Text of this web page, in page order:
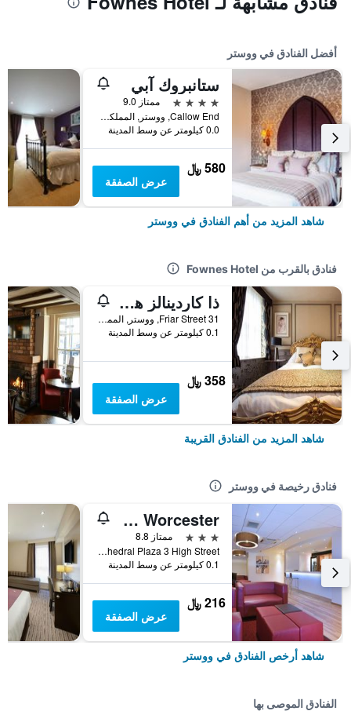
أفضل الفنادق في ووستر
ستانبروك آبي
4 نجوم
ممتاز 9.0
Callow End, ووستر, المملكة المتحدة
0.0 كيلومتر عن وسط المدينة
580 ﷼
عرض الصفقة
شاهد المزيد من أهم الفنادق في ووستر
فنادق بالقرب من Fownes Hotel
ذا كاردينالز هات
31 Friar Street, ووستر, المملكة المتحدة
0.1 كيلومتر عن وسط المدينة
358 ﷼
عرض الصفقة
شاهد المزيد من الفنادق القريبة
فنادق رخيصة في ووستر
Travelodge Worcester
3 نجوم
ممتاز 8.8
Cathedral Plaza 3 High Street, ووستر, المملكة المتحدة
0.1 كيلومتر عن وسط المدينة
216 ﷼
عرض الصفقة
شاهد أرخص الفنادق في ووستر
الفنادق الموصى بها